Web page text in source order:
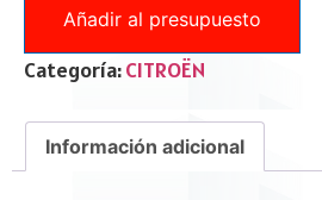
Añadir al presupuesto
Categoría:CITROËN
Información adicional